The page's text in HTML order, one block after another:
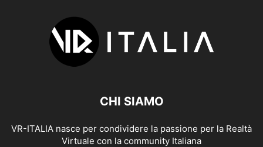
CHI SIAMO
VR-ITALIA nasce per condividere la passione per la Realtà
Virtuale con la community Italiana